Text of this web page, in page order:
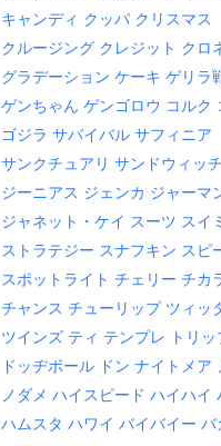
キャンディ クッパ クリスマス
クルージング クレジット クロ
グラデーション ケーキ ゲリラ
ゲンちゃん ゲンゴロウ コルク
ゴジラ サバイバル サフィニア
サンクチュアリ サンドウィッチ
ジーニアス ジェンカ ジャーマ
ジャネット・ケイ スーツ スイ
ストラテジー スナフキン スピ
スポットライト チェリー チカ
チャンス チューリップ ツィッ
ツインズ ティ テンプレ トリッ
ドッヂボール ドン ナイトメア
ノダメ ハイスピード ハイハイ
ハムスタ ハワイ バイバイー バ